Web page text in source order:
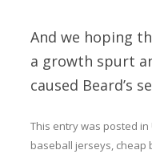
And we hoping
a growth spurt
caused Beard’s
This entry was posted in
baseball jerseys, cheap